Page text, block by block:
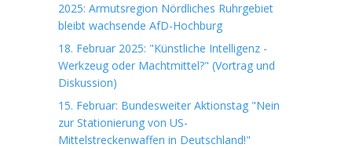
2025: Armutsregion Nördliches Ruhrgebiet
bleibt wachsende AfD-Hochburg
18. Februar 2025: "Künstliche Intelligenz -
Werkzeug oder Machtmittel?" (Vortrag und
Diskussion)
15. Februar: Bundesweiter Aktionstag "Nein
zur Stationierung von US-
Mittelstreckenwaffen in Deutschland!"